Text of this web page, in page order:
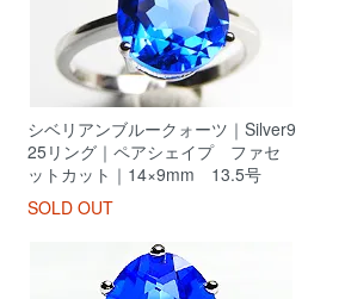
シベリアンブルークォーツ｜Silver9
25リング｜ペアシェイプ ファセ
ットカット｜14×9mm 13.5号
SOLD OUT